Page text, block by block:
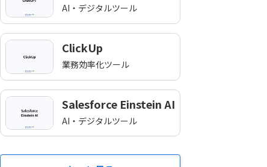
AI・デジタルツール
ClickUp
業務効率化ツール
Salesforce Einstein AI
AI・デジタルツール